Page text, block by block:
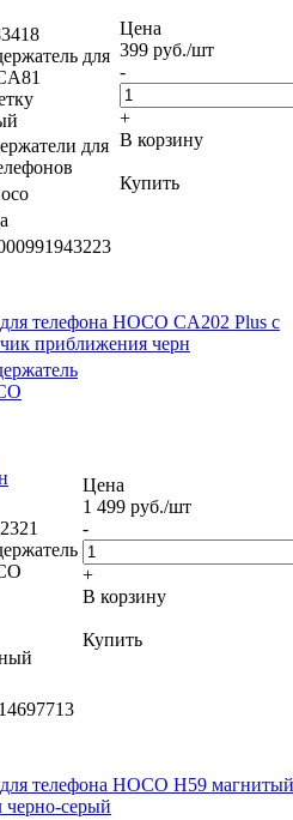
для
для
Цена
399 руб./шт
-
+
В корзину
Купить
телефона HOCO CA202 Plus с
приближения черн
Цена
1 499 руб./шт
-
+
В корзину
Купить
телефона HOCO H59
черно-серый